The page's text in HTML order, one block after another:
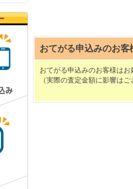
おてがる申込みのお客
おてがる申込みのお客様は
（実際の査定金額に影響は